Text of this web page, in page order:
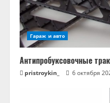
Гараж и авто
Антипробуксовочные
pristroykin_ 6 октября